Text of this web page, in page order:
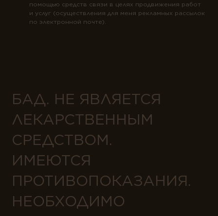
помощью средств связи в целях продвижения работ
и услуг (осуществления для меня рекламных рассылок
по электронной почте).
БАД. НЕ ЯВЛЯЕТСЯ
ЛЕКАРСТВЕННЫМ
СРЕДСТВОМ.
ИМЕЮТСЯ
ПРОТИВОПОКАЗАНИЯ.
НЕОБХОДИМО